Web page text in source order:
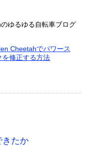
ゆるゆる自転車ブログ
Cheetahでパワース
を修正する方法
きたか